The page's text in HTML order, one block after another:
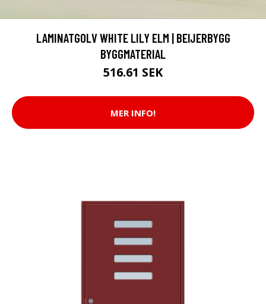
LAMINATGOLV WHITE LILY ELM | BEIJERBYGG
BYGGMATERIAL
516.61 SEK
MER INFO!